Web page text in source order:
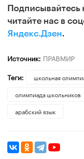
Подписывайтесь
читайте нас в
Яндекс.Дзен.
Источник: ПРАВМИР
Теги:
школьная
олимпиада школьников
арабский язык